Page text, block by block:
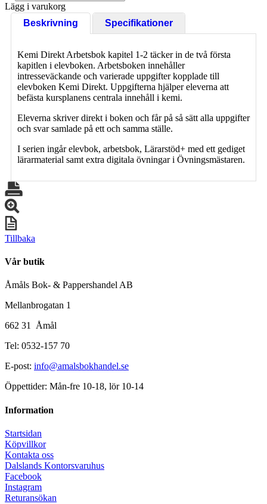
Lägg i varukorg
Beskrivning
Specifikationer
Kemi Direkt Arbetsbok kapitel 1-2 täcker in de två första
kapitlen i elevboken. Arbetsboken innehåller
intresseväckande och varierade uppgifter kopplade till
elevboken Kemi Direkt. Uppgifterna hjälper eleverna att
befästa kursplanens centrala innehåll i kemi.
Eleverna skriver direkt i boken och får på så sätt alla uppgifter
och svar samlade på ett och samma ställe.
I serien ingår elevbok, arbetsbok, Lärarstöd+ med ett gediget
lärarmaterial samt extra digitala övningar i Övningsmästaren.
Tillbaka
Vår butik
Åmåls Bok- & Pappershandel AB
Mellanbrogatan 1
662 31 Åmål
Tel: 0532-157 70
E-post: info@amalsbokhandel.se
Öppettider: Mån-fre 10-18, lör 10-14
Information
Startsidan
Köpvillkor
Kontakta oss
Dalslands Kontorsvaruhus
Facebook
Instagram
Returansökan